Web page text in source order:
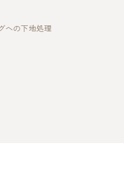
への下地処理